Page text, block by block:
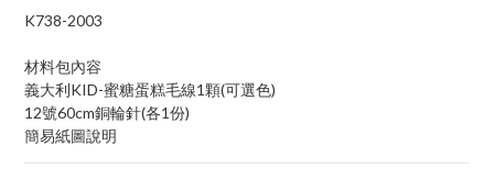
K738-2003
材料包內容
義大利KID-蜜糖蛋糕毛線1顆(可選色)
12號60cm銅輪針(各1份)
簡易紙圖說明